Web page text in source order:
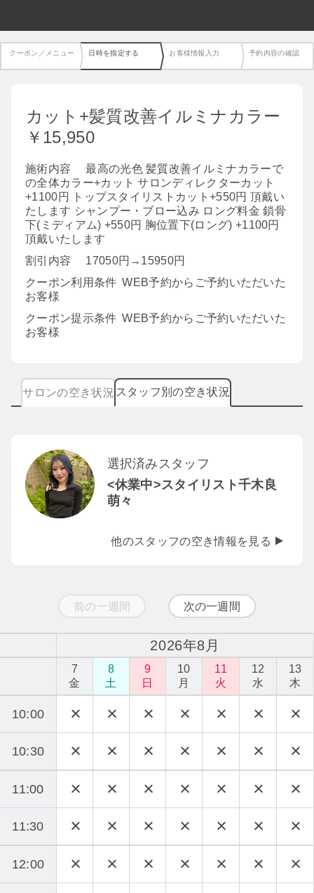
クーポン／メニュー 日時を指定する お客様情報入力 予約内容の確認
カット+髪質改善イルミナカラー
￥15,950
施術内容
最高の光色 髪質改善イルミナカラーで
の全体カラー+カット サロンディレクターカット
+1100円 トップスタイリストカット+550円 頂戴い
たします シャンプー・ブロー込み ロング料金 鎖骨
下(ミディアム) +550円 胸位置下(ロング) +1100円
頂戴いたします
割引内容
17050円→15950円
クーポン利用条件 WEB予約からご予約いただいた
お客様
クーポン提示条件 WEB予約からご予約いただいた
お客様
サロンの空き状況 スタッフ別の空き状況
選択済みスタッフ
<休業中>スタイリスト千木良
萌々
他のスタッフの空き情報を見る
前の一週間 次の一週間
2026年8月
7
金
8
土
9
日
10
月
11
火
12
水
13
木
10:00
10:30
11:00
11:30
12:00